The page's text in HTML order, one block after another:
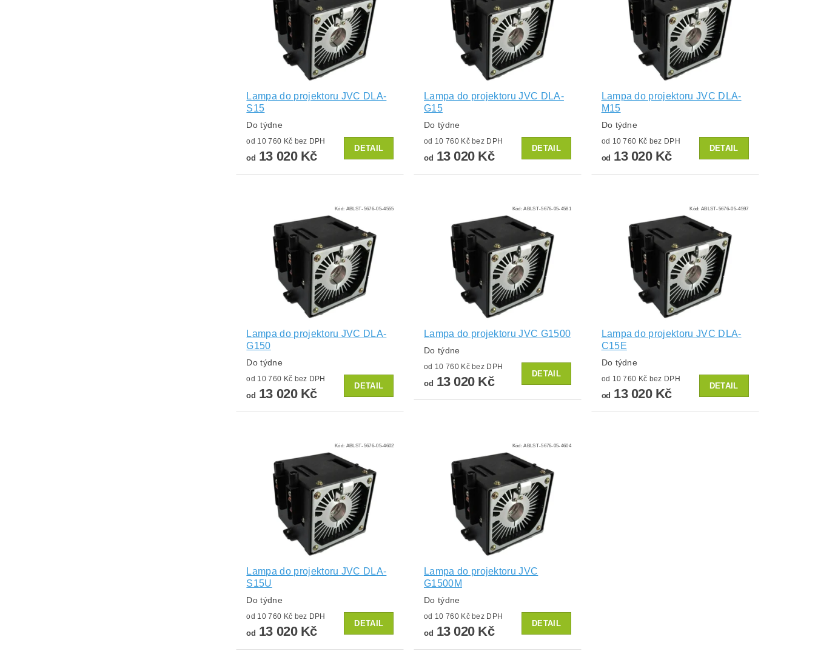
Lampa do projektoru JVC DLA-
S15
Do týdne
od 10 760 Kč bez DPH
od 13 020 Kč
DETAIL
Lampa do projektoru JVC DLA-
G15
Do týdne
od 10 760 Kč bez DPH
od 13 020 Kč
DETAIL
Lampa do projektoru JVC DLA-
M15
Do týdne
od 10 760 Kč bez DPH
od 13 020 Kč
DETAIL
Kód: ABLST-5676-05-4555
Lampa do projektoru JVC DLA-
G150
Do týdne
od 10 760 Kč bez DPH
od 13 020 Kč
DETAIL
Kód:ABLST-5676-05-4581
Lampa do projektoru JVC G1500
Do týdne
od 10 760 Kč bez DPH
od 13 020 Kč
DETAIL
Kód: ABLST-5676-05-4597
Lampa do projektoru JVC DLA-
C15E
Do týdne
od 10 760 Kč bez DPH
od 13 020 Kč
DETAIL
Kód: ABLST-5676-05-4602
Lampa do projektoru JVC DLA-
S15U
Do týdne
od 10 760 Kč bez DPH
od 13 020 Kč
DETAIL
Kód:ABLST-5676-05-4604
Lampa do projektoru JVC
G1500M
Do týdne
od 10 760 Kč bez DPH
od 13 020 Kč
DETAIL